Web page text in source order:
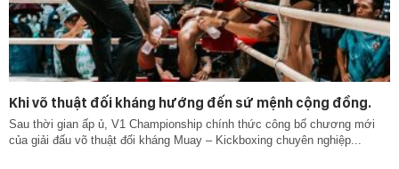
Khi võ thuật đối kháng hướng đến sứ mệnh cộng đồng.
Sau thời gian ấp ủ, V1 Championship chính thức công bố chương mới
của giải đấu võ thuật đối kháng Muay – Kickboxing chuyên nghiệp...